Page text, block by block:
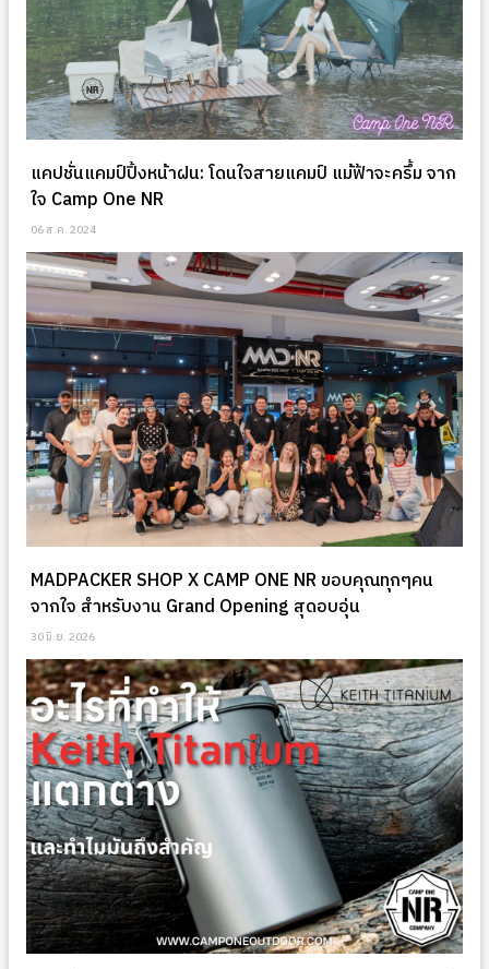
แคปชั่นแคมป์ปิ้งหน้าฝน: โดนใจสายแคมป์ แม้ฟ้าจะครึ้ม จาก
ใจ Camp One NR
06 ส.ค. 2024
MADPACKER SHOP X CAMP ONE NR ขอบคุณทุกๆคน
จากใจ สำหรับงาน Grand Opening สุดอบอุ่น
30 มิ.ย. 2026